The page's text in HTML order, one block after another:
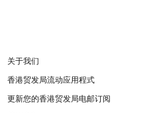
关于我们
香港贸发局流动应用程式
更新您的香港贸发局电邮订阅